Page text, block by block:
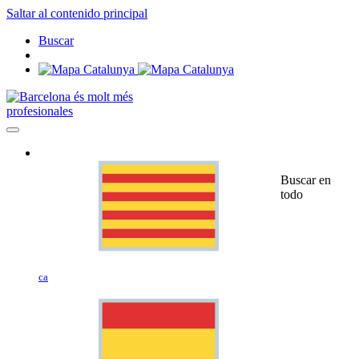
Saltar al contenido principal
Buscar
profesionales
ca
Buscar en
todo